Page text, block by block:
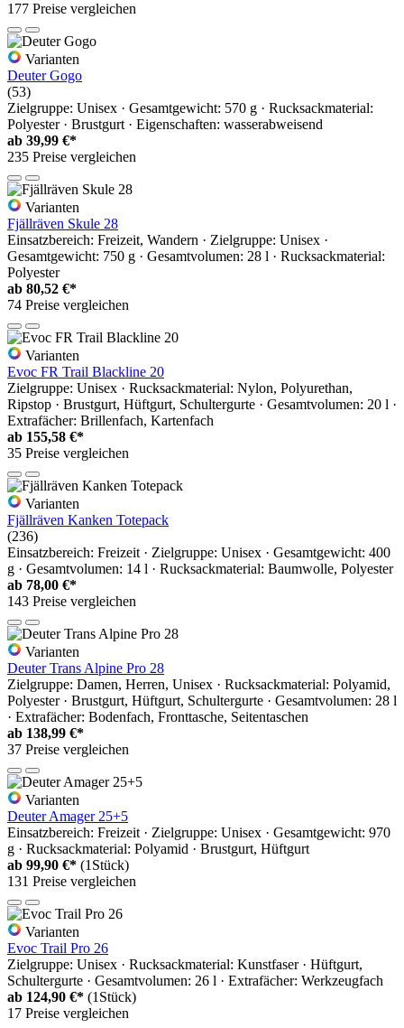
177 Preise vergleichen
Varianten
Deuter Gogo
(53)
Zielgruppe: Unisex · Gesamtgewicht: 570 g · Rucksackmaterial:
Polyester · Brustgurt · Eigenschaften: wasserabweisend
ab 39,99 €*
235 Preise vergleichen
Varianten
Fjällräven Skule 28
Einsatzbereich: Freizeit, Wandern · Zielgruppe: Unisex ·
Gesamtgewicht: 750 g · Gesamtvolumen: 28 l · Rucksackmaterial:
Polyester
ab 80,52 €*
74 Preise vergleichen
Varianten
Evoc FR Trail Blackline 20
Zielgruppe: Unisex · Rucksackmaterial: Nylon, Polyurethan,
Ripstop · Brustgurt, Hüftgurt, Schultergurte · Gesamtvolumen: 20 l ·
Extrafächer: Brillenfach, Kartenfach
ab 155,58 €*
35 Preise vergleichen
Varianten
Fjällräven Kanken Totepack
(236)
Einsatzbereich: Freizeit · Zielgruppe: Unisex · Gesamtgewicht: 400
g · Gesamtvolumen: 14 l · Rucksackmaterial: Baumwolle, Polyester
ab 78,00 €*
143 Preise vergleichen
Varianten
Deuter Trans Alpine Pro 28
Zielgruppe: Damen, Herren, Unisex · Rucksackmaterial: Polyamid,
Polyester · Brustgurt, Hüftgurt, Schultergurte · Gesamtvolumen: 28 l
· Extrafächer: Bodenfach, Fronttasche, Seitentaschen
ab 138,99 €*
37 Preise vergleichen
Varianten
Deuter Amager 25+5
Einsatzbereich: Freizeit · Zielgruppe: Unisex · Gesamtgewicht: 970
g · Rucksackmaterial: Polyamid · Brustgurt, Hüftgurt
ab 99,90 €* (1Stück)
131 Preise vergleichen
Varianten
Evoc Trail Pro 26
Zielgruppe: Unisex · Rucksackmaterial: Kunstfaser · Hüftgurt,
Schultergurte · Gesamtvolumen: 26 l · Extrafächer: Werkzeugfach
ab 124,90 €* (1Stück)
17 Preise vergleichen